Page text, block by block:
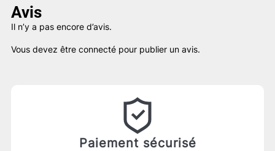
Avis
Il n’y a pas encore d’avis.
Vous devez être connecté pour publier un avis.
Paiement sécurisé